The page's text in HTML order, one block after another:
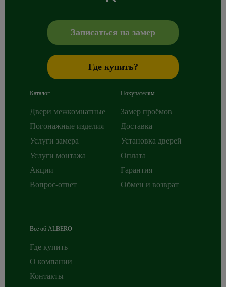
+7 800 765 43 42,mail@alberodoors.com
Записаться на замер
Где купить?
Каталог
Двери межкомнатные
Погонажные изделия
Услуги замера
Услуги монтажа
Акции
Вопрос-ответ
Покупателям
Замер проёмов
Доставка
Установка дверей
Оплата
Гарантия
Обмен и возврат
Всё об ALBERO
Где купить
О компании
Контакты